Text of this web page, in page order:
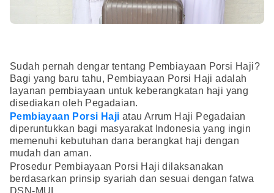
Sudah pernah dengar tentang Pembiayaan Porsi Haji?
Bagi yang baru tahu, Pembiayaan Porsi Haji adalah
layanan pembiayaan untuk keberangkatan haji yang
disediakan oleh Pegadaian.
Pembiayaan Porsi Haji atau Arrum Haji Pegadaian
diperuntukkan bagi masyarakat Indonesia yang ingin
memenuhi kebutuhan dana berangkat haji dengan
mudah dan aman.
Prosedur Pembiayaan Porsi Haji dilaksanakan
berdasarkan prinsip syariah dan sesuai dengan fatwa
DSN-MUI.